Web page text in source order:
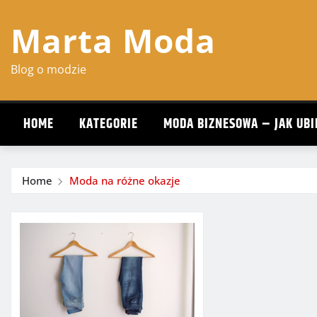
content
Marta Moda
Blog o modzie
HOME KATEGORIE MODA BIZNESOWA – JAK
Home Moda na różne okazje